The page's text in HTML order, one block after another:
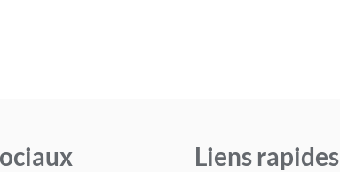
Liens rapides